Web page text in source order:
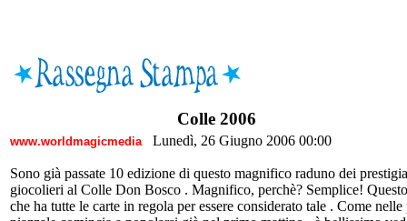
Colle 2006
www.worldmagicmedia Lunedì, 26 Giugno 2006 00:00
Sono già passate 10 edizione di questo magnifico raduno dei
giocolieri al Colle Don Bosco . Magnifico, perchè? Semplice!
che ha tutte le carte in regola per essere considerato tale . Come